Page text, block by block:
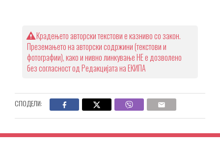
Крадењето авторски текстови е казниво со закон.
Преземањето на авторски содржини (текстови и
фотографии), како и нивно линкување НЕ е дозволено
без согласност од Редакцијата на ЕКИПА
СПОДЕЛИ: